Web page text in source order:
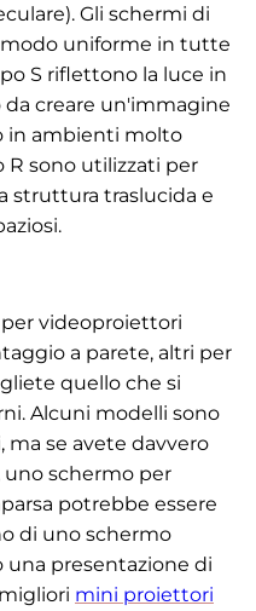
Gli schermi di
uniforme in tutte
S riflettono la luce in
creare un'immagine
in ambienti molto
R sono utilizzati per
struttura traslucida e
videoproiettori
a parete, altri per
quello che si
Alcuni modelli sono
se avete davvero
uno schermo per
potrebbe essere
di uno schermo
presentazione di
mini proiettori